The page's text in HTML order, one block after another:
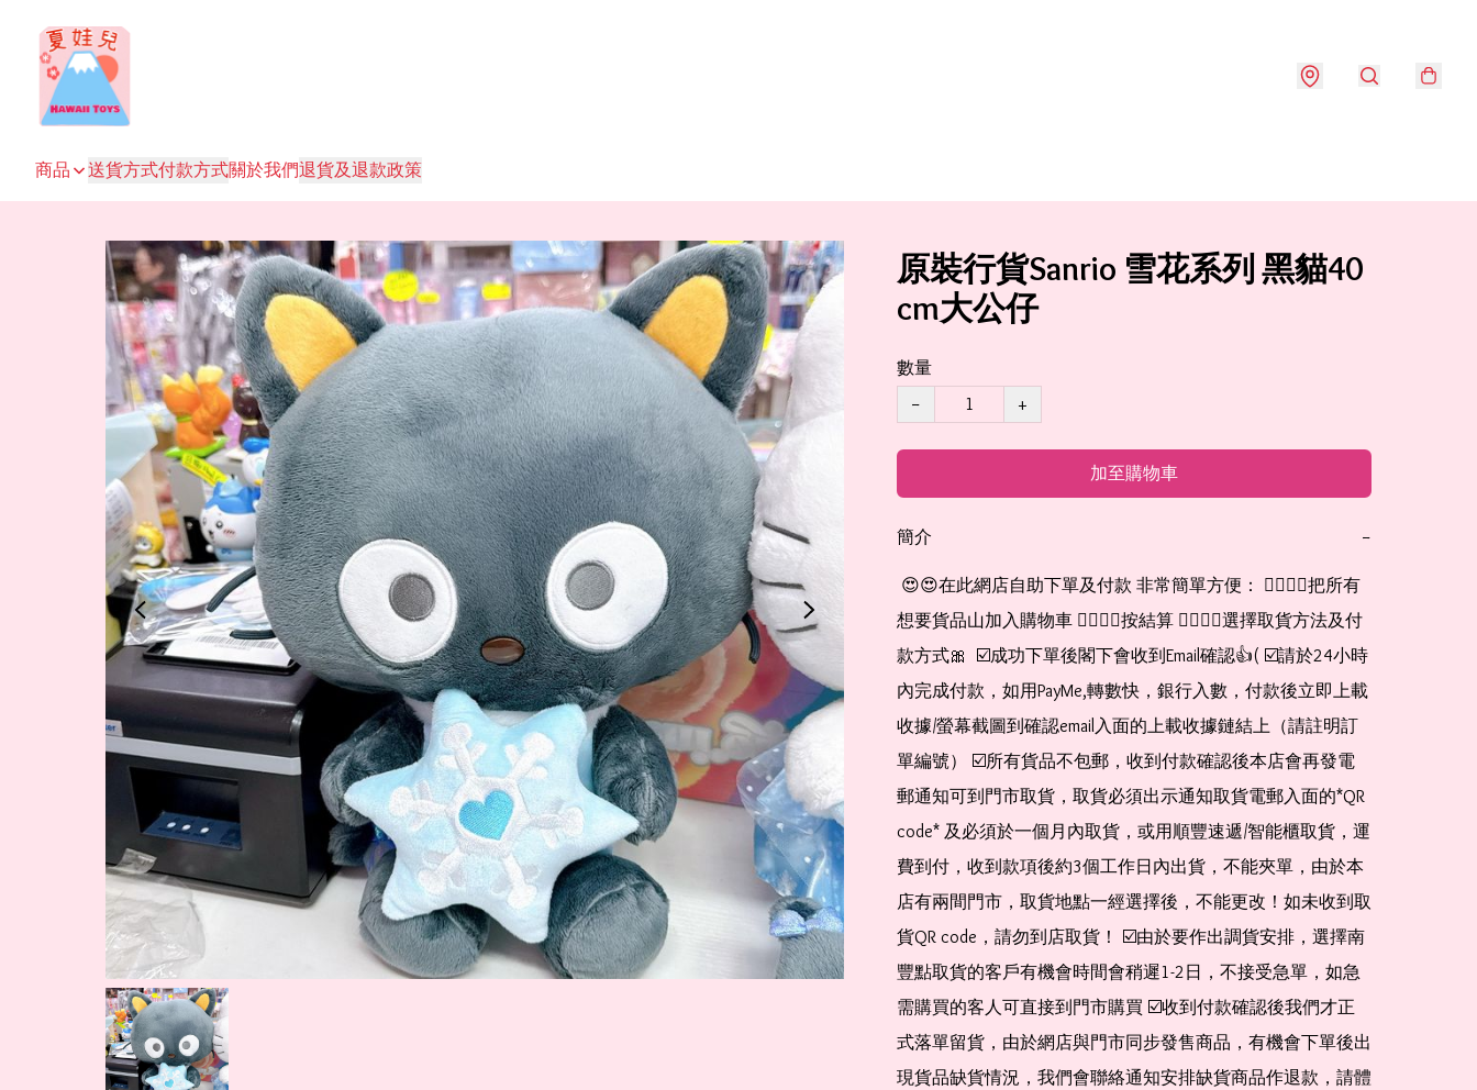
商品 送貨方式付款方式關於我們退貨及退款政策
原裝行貨Sanrio 雪花系列 黑貓40
cm大公仔
數量
−
+
加至購物車
簡介 −
想要貨品山加入購物車 👉🏻👉🏻按結算 👉🏻👉🏻選擇取貨方法及付
款方式🎀  ☑️成功下單後閣下會收到Email確認👍( ☑️請於24小時
內完成付款，如用PayMe,轉數快，銀行入數，付款後立即上載
收據/螢幕截圖到確認email入面的上載收據鏈結上（請註明訂
單編號） ☑️所有貨品不包郵，收到付款確認後本店會再發電
郵通知可到門市取貨，取貨必須出示通知取貨電郵入面的*QR
code* 及必須於一個月內取貨，或用順豐速遞/智能櫃取貨，運
費到付，收到款項後約3個工作日內出貨，不能夾單，由於本
店有兩間門市，取貨地點一經選擇後，不能更改！如未收到取
貨QR code，請勿到店取貨！ ☑️由於要作出調貨安排，選擇南
豐點取貨的客戶有機會時間會稍遲1-2日，不接受急單，如急
需購買的客人可直接到門市購買 ☑️收到付款確認後我們才正
式落單留貨，由於網店與門市同步發售商品，有機會下單後出
現貨品缺貨情況，我們會聯絡通知安排缺貨商品作退款，請體